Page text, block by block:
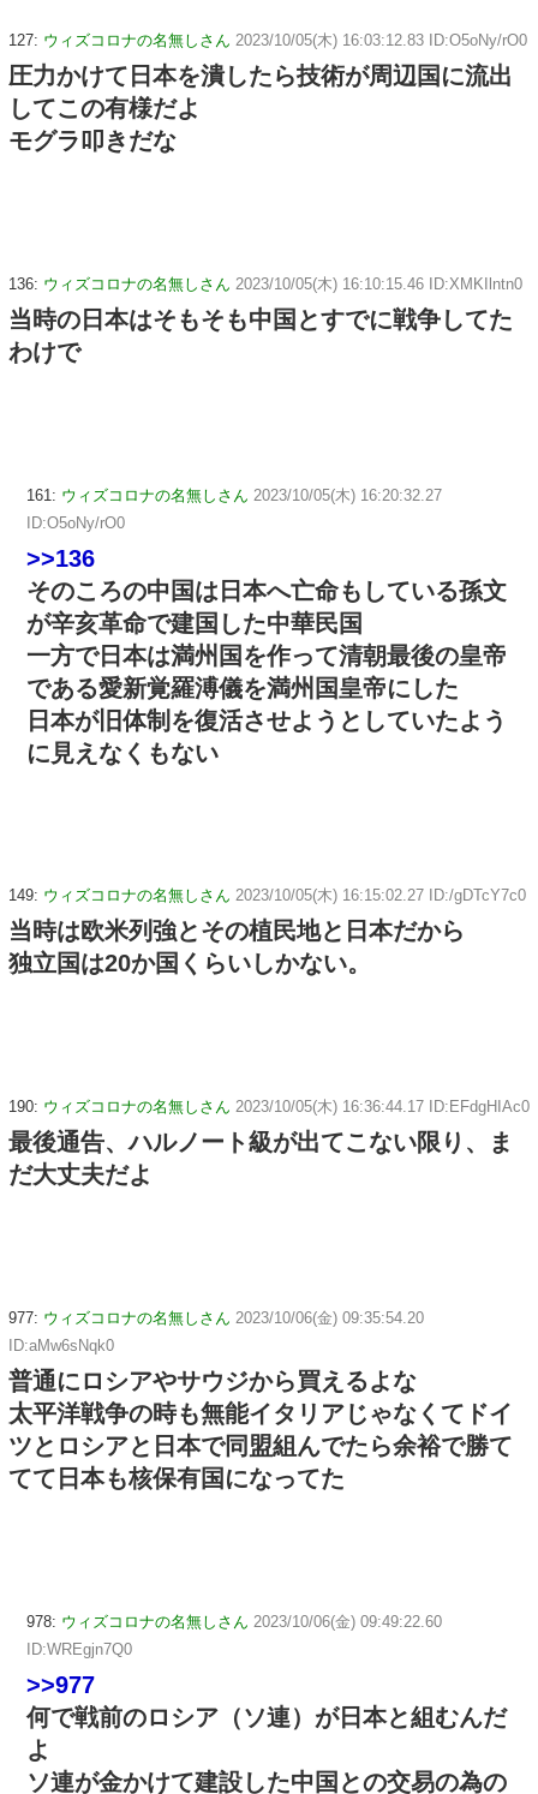
127: ウィズコロナの名無しさん 2023/10/05(木) 16:03:12.83 ID:O5oNy/rO0
圧力かけて日本を潰したら技術が周辺国に流出
してこの有様だよ
モグラ叩きだな
136: ウィズコロナの名無しさん 2023/10/05(木) 16:10:15.46 ID:XMKIlntn0
当時の日本はそもそも中国とすでに戦争してた
わけで
161: ウィズコロナの名無しさん 2023/10/05(木) 16:20:32.27
ID:O5oNy/rO0
>>136
そのころの中国は日本へ亡命もしている孫文
が辛亥革命で建国した中華民国
一方で日本は満州国を作って清朝最後の皇帝
である愛新覚羅溥儀を満州国皇帝にした
日本が旧体制を復活させようとしていたよう
に見えなくもない
149: ウィズコロナの名無しさん 2023/10/05(木) 16:15:02.27 ID:/gDTcY7c0
当時は欧米列強とその植民地と日本だから
独立国は20か国くらいしかない。
190: ウィズコロナの名無しさん 2023/10/05(木) 16:36:44.17 ID:EFdgHIAc0
最後通告、ハルノート級が出てこない限り、ま
だ大丈夫だよ
977: ウィズコロナの名無しさん 2023/10/06(金) 09:35:54.20
ID:aMw6sNqk0
普通にロシアやサウジから買えるよな
太平洋戦争の時も無能イタリアじゃなくてドイ
ツとロシアと日本で同盟組んでたら余裕で勝て
てて日本も核保有国になってた
978: ウィズコロナの名無しさん 2023/10/06(金) 09:49:22.60
ID:WREgjn7Q0
>>977
何で戦前のロシア（ソ連）が日本と組むんだ
よ
ソ連が金かけて建設した中国との交易の為の